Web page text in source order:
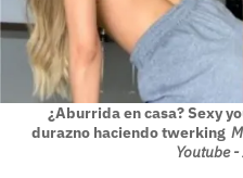
¿Aburrida en casa? Sexy
durazno haciendo twerking
Youtube